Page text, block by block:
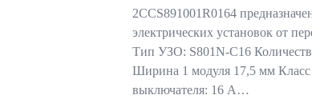
2CCS891001R0164
электрических установок от
Тип УЗО: S801N-С16
Ширина 1 модуля 17,5 мм
выключателя: 16 А…